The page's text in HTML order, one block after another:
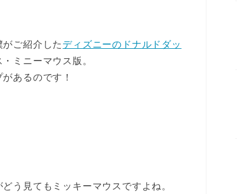
ご紹介した ディズニーのドナルドダッ
ミニーマウス版。
あるのです！
う見てもミッキーマウスですよね。